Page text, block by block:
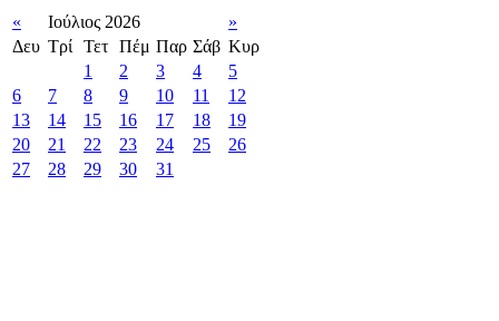
« Ιούλιος 2026
»
Δευ Τρί Τετ Πέμ Παρ Σάβ Κυρ
1
2 3 4
5
6
7 8 9 10 11
12
13
14 15 16 17 18
19
20
21 22 23 24 25
26
27
28 29 30 31